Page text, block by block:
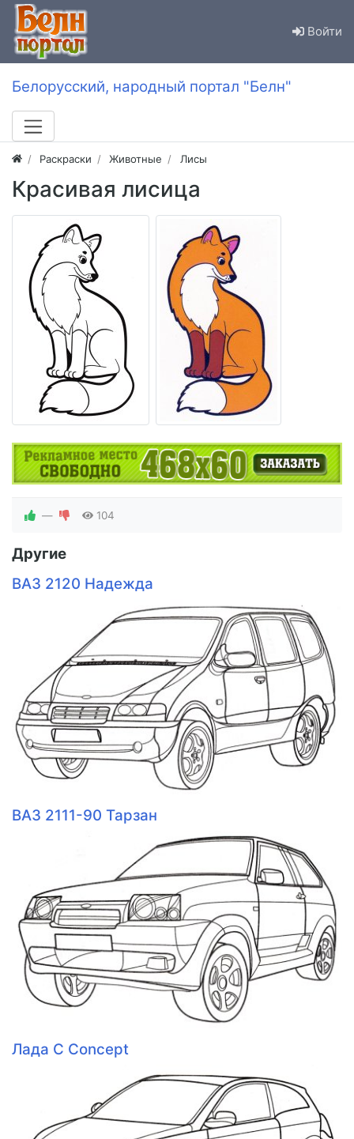
Войти
Белорусский, народный портал "Белн"
Раскраски Животные Лисы
Красивая лисица
— 104
Другие
ВАЗ 2120 Надежда
ВАЗ 2111-90 Тарзан
Лада C Concept